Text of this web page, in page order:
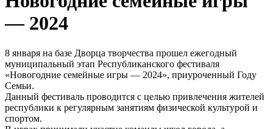
— 2024
8 января на базе Дворца творчества прошел ежегодный
муниципальный этап Республиканского фестиваля
«Новогодние семейные игры — 2024», приуроченный Году
Семьи.
Данный фестиваль проводится с целью привлечения жителей
республики к регулярным занятиям физической культурой и
спортом.